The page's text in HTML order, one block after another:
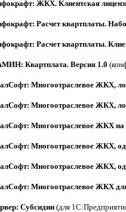
ЖКХ. Клиентская
Расчет квартплаты.
Расчет квартплаты.
Квартплата. Версия 1.0
Многоотраслевое ЖКХ,
Многоотраслевое ЖКХ,
Многоотраслевое ЖКХ на
Многоотраслевое ЖКХ,
Многоотраслевое ЖКХ,
Многоотраслевое ЖКХ
Субсидии(для